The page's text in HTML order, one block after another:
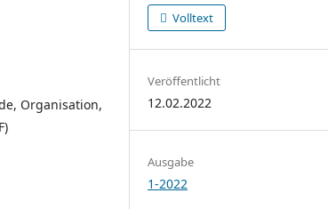
Organisation,
Volltext
Veröffentlicht
12.02.2022
Ausgabe
1-2022